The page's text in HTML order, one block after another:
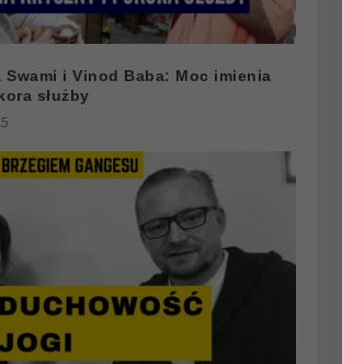
Swami i Vinod Baba: Moc imienia
służby